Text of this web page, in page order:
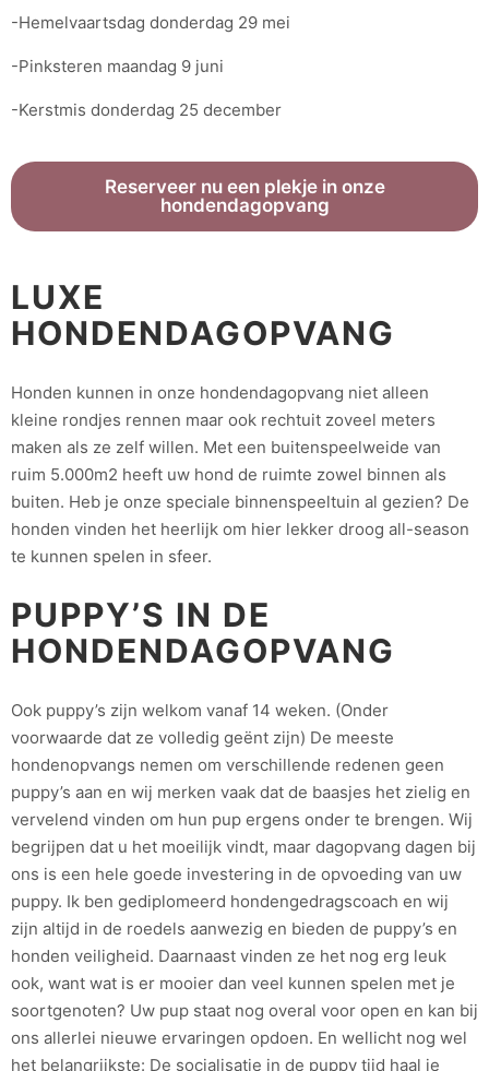
-Hemelvaartsdag donderdag 29 mei
-Pinksteren maandag 9 juni
-Kerstmis donderdag 25 december
Reserveer nu een plekje in onze
hondendagopvang
LUXE
HONDENDAGOPVANG
Honden kunnen in onze hondendagopvang niet alleen
kleine rondjes rennen maar ook rechtuit zoveel meters
maken als ze zelf willen. Met een buitenspeelweide van
ruim 5.000m2 heeft uw hond de ruimte zowel binnen als
buiten. Heb je onze speciale binnenspeeltuin al gezien? De
honden vinden het heerlijk om hier lekker droog all-season
te kunnen spelen in sfeer.
PUPPY’S IN DE
HONDENDAGOPVANG
Ook puppy’s zijn welkom vanaf 14 weken. (Onder
voorwaarde dat ze volledig geënt zijn) De meeste
hondenopvangs nemen om verschillende redenen geen
puppy’s aan en wij merken vaak dat de baasjes het zielig en
vervelend vinden om hun pup ergens onder te brengen. Wij
begrijpen dat u het moeilijk vindt, maar dagopvang dagen bij
ons is een hele goede investering in de opvoeding van uw
puppy. Ik ben gediplomeerd hondengedragscoach en wij
zijn altijd in de roedels aanwezig en bieden de puppy’s en
honden veiligheid. Daarnaast vinden ze het nog erg leuk
ook, want wat is er mooier dan veel kunnen spelen met je
soortgenoten? Uw pup staat nog overal voor open en kan bij
ons allerlei nieuwe ervaringen opdoen. En wellicht nog wel
het belangrijkste: De socialisatie in de puppy tijd haal je